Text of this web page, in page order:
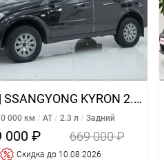
KGM | SSANGYONG KYRON 2.3 AT
000 км AT 2.3 л Задний
000 ₽ 669 000 ₽
Cкидка до 10.08.2026